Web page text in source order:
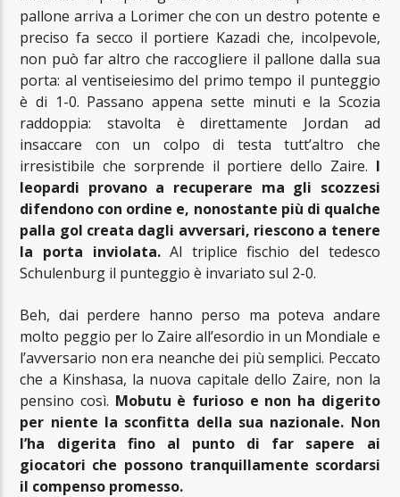
pallone arriva a Lorimer che con un destro potente e
preciso fa secco il portiere Kazadi che, incolpevole,
non può far altro che raccogliere il pallone dalla sua
porta: al ventiseiesimo del primo tempo il punteggio
è di 1-0. Passano appena sette minuti e la Scozia
raddoppia: stavolta è direttamente Jordan ad
insaccare con un colpo di testa tutt’altro che
irresistibile che sorprende il portiere dello Zaire. I
leopardi provano a recuperare ma gli scozzesi
difendono con ordine e, nonostante più di qualche
palla gol creata dagli avversari, riescono a tenere
la porta inviolata.Al triplice fischio del tedesco
Schulenburg il punteggio è invariato sul 2-0.
Beh, dai perdere hanno perso ma poteva andare
molto peggio per lo Zaire all’esordio in un Mondiale e
l’avversario non era neanche dei più semplici. Peccato
che a Kinshasa, la nuova capitale dello Zaire, non la
pensino così. Mobutu è furioso e non ha digerito
per niente la sconfitta della sua nazionale. Non
l’ha digerita fino al punto di far sapere ai
giocatori che possono tranquillamente scordarsi
il compenso promesso.